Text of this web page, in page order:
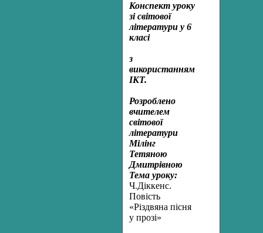
Конспект уроку
зі світової
літератури у 6
класі
з
використанням
ІКТ.
Розроблено
вчителем
світової
літератури
Мілінг
Тетяною
Дмитрівною
Тема уроку:
Ч.Діккенс.
Повість
«Різдвяна пісня
у прозі»